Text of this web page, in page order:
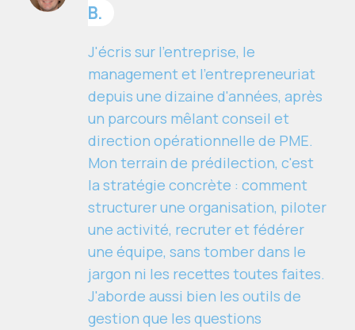
B.
J'écris sur l'entreprise, le
management et l'entrepreneuriat
depuis une dizaine d'années, après
un parcours mêlant conseil et
direction opérationnelle de PME.
Mon terrain de prédilection, c'est
la stratégie concrète : comment
structurer une organisation, piloter
une activité, recruter et fédérer
une équipe, sans tomber dans le
jargon ni les recettes toutes faites.
J'aborde aussi bien les outils de
gestion que les questions